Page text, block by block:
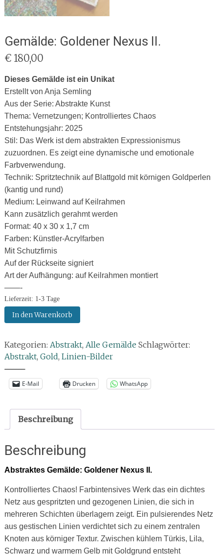
Gemälde: Goldener Nexus II.
€180,00
Dieses Gemälde ist ein Unikat
Erstellt von Anja Semling
Aus der Serie: Abstrakte Kunst
Thema: Vernetzungen; Kontrolliertes Chaos
Entstehungsjahr: 2025
Stil: Das Werk ist dem abstrakten Expressionismus
zuzuordnen. Es zeigt eine dynamische und emotionale
Farbverwendung.
Technik: Spritztechnik auf Blattgold mit körnigen Goldperlen
(kantig und rund)
Medium: Leinwand auf Keilrahmen
Kann zusätzlich gerahmt werden
Format: 40 x 30 x 1,7 cm
Farben: Künstler-Acrylfarben
Mit Schutzfirnis
Auf der Rückseite signiert
Art der Aufhängung: auf Keilrahmen montiert
——-
Lieferzeit: 1-3 Tage
Gemälde:
Goldener
II.
Menge
In den Warenkorb
Kategorien: Abstrakt, Alle Gemälde Schlagwörter:
Abstrakt, Gold, Linien-Bilder
--------------
E-Mail Drucken WhatsApp
Beschreibung
Beschreibung
Abstraktes Gemälde: Goldener Nexus II.
Kontrolliertes Chaos! Farbintensives Werk das ein dichtes
Netz aus gespritzten und gezogenen Linien, die sich in
mehreren Schichten überlagern zeigt. Ein pulsierendes Netz
aus gestischen Linien verdichtet sich zu einem zentralen
Knoten aus körniger Textur. Zwischen kühlem Türkis, Lila,
Schwarz und warmem Gelb mit Goldgrund entsteht